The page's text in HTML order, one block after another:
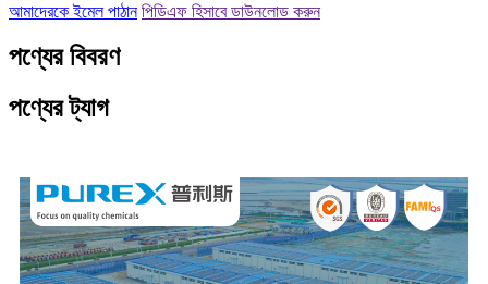
আমাদেরকে ইমেল পাঠান পিডিএফ হিসাবে ডাউনলোড করুন
পণ্যের বিবরণ
পণ্যের ট্যাগ